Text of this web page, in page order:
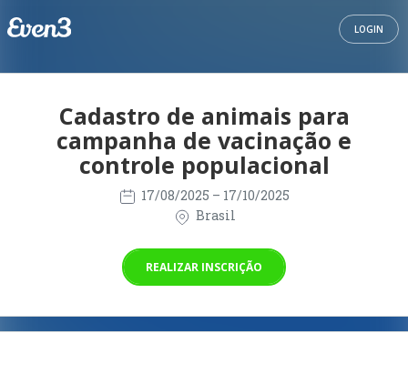
LOGIN
Cadastro de animais para
campanha de vacinação e
controle populacional
17/08/2025 – 17/10/2025
Brasil
REALIZAR INSCRIÇÃO